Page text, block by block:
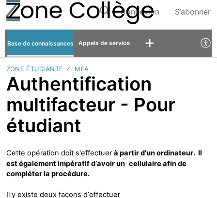
Connexion S’abonner
Base de connaissances Appels de service
ZONE ÉTUDIANTE MFA
Authentification
multifacteur - Pour
étudiant
Cette opération doit s'effectuerà partir d'un ordinateur. Il
est également impératif d’avoir un cellulaire afin de
compléter la procédure.
Il y existe deux façons d’effectuer